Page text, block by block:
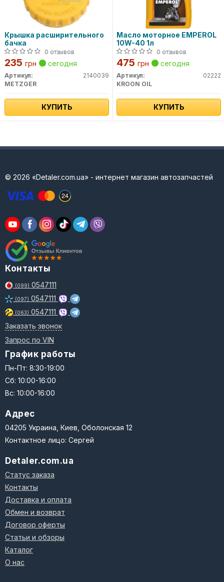
Крышка расширительного
бачка
0 отзывов
235 грн сегодня
Артикул:
2140039
METZGER
КУПИТЬ
Масло моторное EMPEROL
10W-40 1л
0 отзывов
475 грн сегодня
Артикул:
02222
KROON OIL
КУПИТЬ
© 2026 «Detaler.com.ua» - интернет магазин автозапчастей
Контакты
(099) 0547111
(097) 0547111
(063) 0547111
Заказать звонок
Запрос по VIN
График работы
Пн-Пт: 8:30-19:00
Сб: 10:00-16:00
Вс: 10:00-16:00
Адрес
04205 Украина, Киев, Оболонская 12
Контактное лицо: Сергей
Detaler.com.ua
Статус заказа
Контакты
Доставка и оплата
Обмен и возврат
Договор оферты
Статьи и обзоры
Каталог
О нас